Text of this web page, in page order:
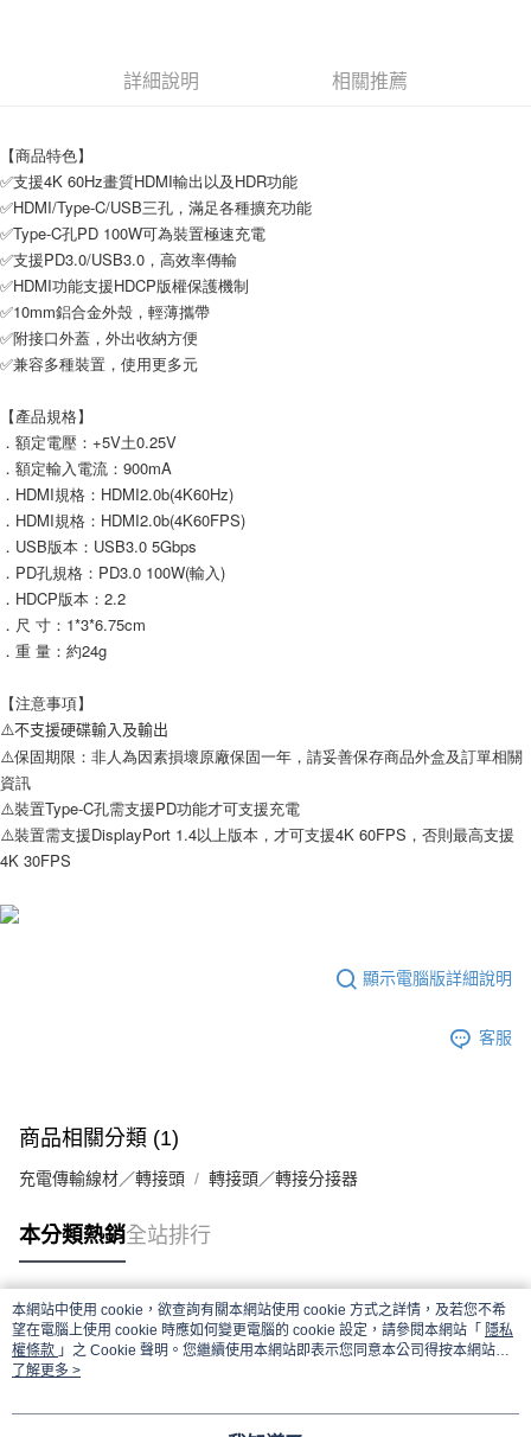
詳細說明 相關推薦
【商品特色】
✅支援4K 60Hz畫質HDMI輸出以及HDR功能
✅HDMI/Type-C/USB三孔，滿足各種擴充功能
✅Type-C孔PD 100W可為裝置極速充電
✅支援PD3.0/USB3.0，高效率傳輸
✅HDMI功能支援HDCP版權保護機制
✅10mm鋁合金外殼，輕薄攜帶
✅附接口外蓋，外出收納方便
✅兼容多種裝置，使用更多元
【產品規格】
．額定電壓：+5V土0.25V
．額定輸入電流：900mA
．HDMI規格：HDMI2.0b(4K60Hz)
．HDMI規格：HDMI2.0b(4K60FPS)
．USB版本：USB3.0 5Gbps
．PD孔規格：PD3.0 100W(輸入)
．HDCP版本：2.2
．尺 寸：1*3*6.75cm
．重 量：約24g
【注意事項】
⚠️不支援硬碟輸入及輸出
⚠️保固期限：非人為因素損壞原廠保固一年，請妥善保存商品外盒及訂單相關
資訊
⚠️裝置Type-C孔需支援PD功能才可支援充電
⚠️裝置需支援DisplayPort 1.4以上版本，才可支援4K 60FPS，否則最高支援
4K 30FPS
顯示電腦版詳細說明
客服
商品相關分類 (1)
充電傳輸線材／轉接頭 轉接頭／轉接分接器
本分類熱銷全站排行
熱門標籤
本網站中使用 cookie，欲查詢有關本網站使用 cookie 方式之詳情，及若您不希
望在電腦上使用 cookie 時應如何變更電腦的 cookie 設定，請參閱本網站「 隱私
權條款 」之 Cookie 聲明。您繼續使用本網站即表示您同意本公司得按本網站使
用條款之 Cookie 聲明使用 cookie。
了解更多 >